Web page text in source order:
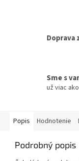
Doprava
Sme s
už viac
Popis Hodnotenie
Podrobný popis